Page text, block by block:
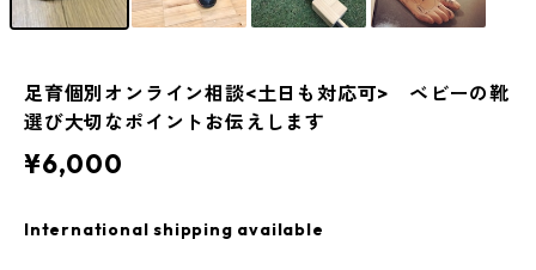
足育個別オンライン相談<土日も対応可> ベビーの靴
選び大切なポイントお伝えします
¥6,000
International shipping available